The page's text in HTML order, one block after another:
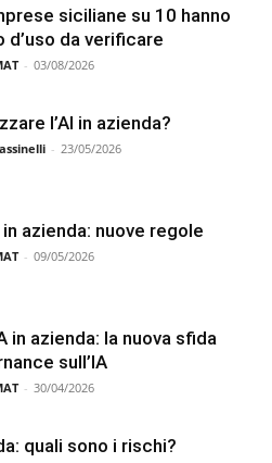
siciliane su 10 hanno
d’uso da verificare
- 03/08/2026
l’AI in azienda?
- 23/05/2026
in azienda: nuove regole
- 09/05/2026
in azienda: la nuova sfida
sull’IA
- 30/04/2026
quali sono i rischi?